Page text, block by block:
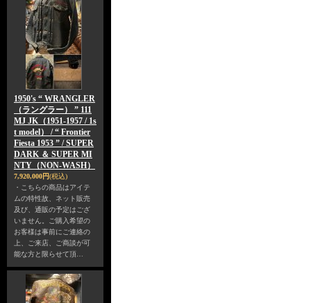
1950's “ WRANGLER
（ラングラー） ” 111
MJ JK（1951-1957 / 1s
t model） / “ Frontier
Fiesta 1953 ” / SUPER
DARK ＆ SUPER MI
NTY（NON-WASH）
7,920,000円(税込)
・こちらの商品はアイテ
ムの特性故、ネット販売
及び、通販の予定はござ
いません。ご購入希望の
お客様は事前にご連絡の
上、ご来店、ご商談が可
能な方と限らせて頂…